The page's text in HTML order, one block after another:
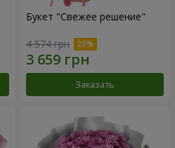
Букет "Свежее решение"
4 574 грн
Заказать